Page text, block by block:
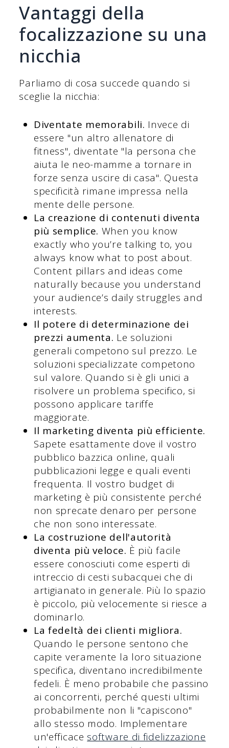
Vantaggi della
focalizzazione su una
nicchia
Parliamo di cosa succede quando si
sceglie la nicchia:
Diventate memorabili. Invece di
essere "un altro allenatore di
fitness", diventate "la persona che
aiuta le neo-mamme a tornare in
forze senza uscire di casa". Questa
specificità rimane impressa nella
mente delle persone.
La creazione di contenuti diventa
più semplice. When you know
exactly who you’re talking to, you
always know what to post about.
Content pillars and ideas come
naturally because you understand
your audience’s daily struggles and
interests.
Il potere di determinazione dei
prezzi aumenta. Le soluzioni
generali competono sul prezzo. Le
soluzioni specializzate competono
sul valore. Quando si è gli unici a
risolvere un problema specifico, si
possono applicare tariffe
maggiorate.
Il marketing diventa più efficiente.
Sapete esattamente dove il vostro
pubblico bazzica online, quali
pubblicazioni legge e quali eventi
frequenta. Il vostro budget di
marketing è più consistente perché
non sprecate denaro per persone
che non sono interessate.
La costruzione dell'autorità
diventa più veloce. È più facile
essere conosciuti come esperti di
intreccio di cesti subacquei che di
artigianato in generale. Più lo spazio
è piccolo, più velocemente si riesce a
dominarlo.
La fedeltà dei clienti migliora.
Quando le persone sentono che
capite veramente la loro situazione
specifica, diventano incredibilmente
fedeli. È meno probabile che passino
ai concorrenti, perché questi ultimi
probabilmente non li "capiscono"
allo stesso modo. Implementare
un'efficace software di fidelizzazione